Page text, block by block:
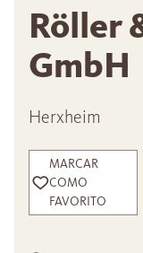
Röller
GmbH
Herxheim
MARCAR
COMO
FAVORITO